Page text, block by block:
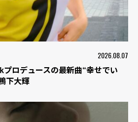
2026.08.07
ロデュースの最新曲“幸せでい
下大輝